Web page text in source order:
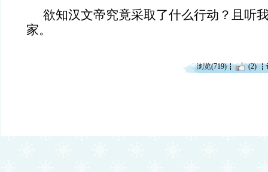
欲知汉文帝究竟采取了什么行动？且听
家。
浏览(719) (2)